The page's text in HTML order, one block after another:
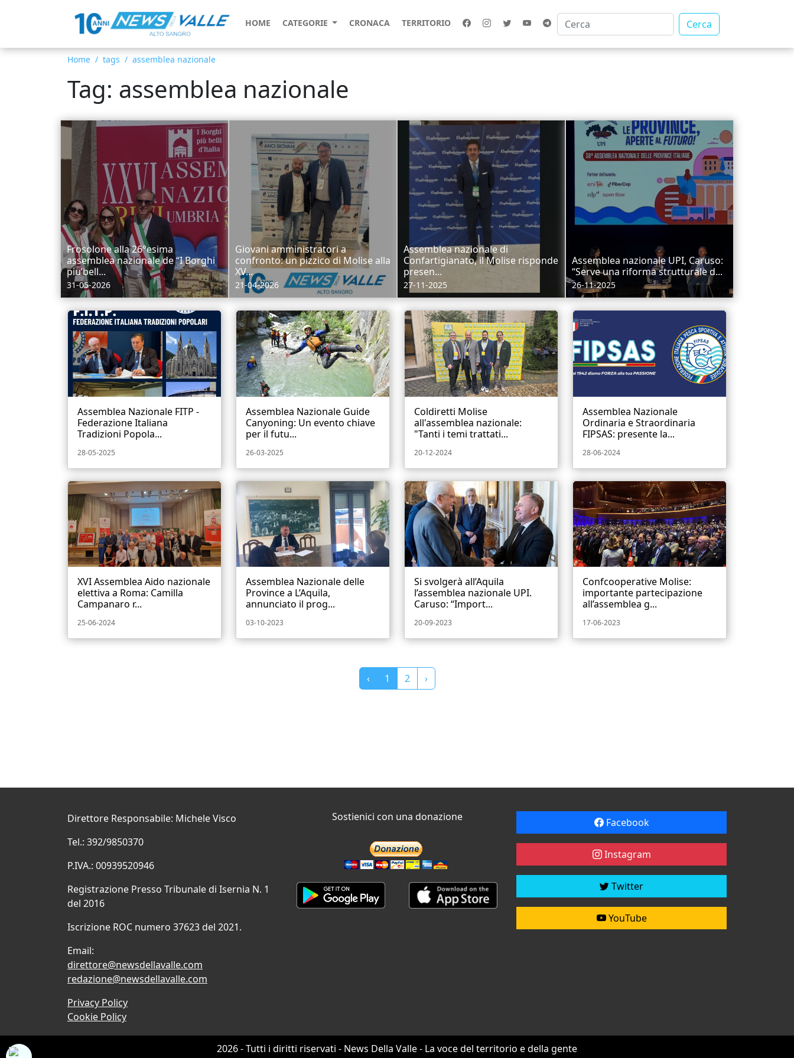
HOME CATEGORIE CRONACA TERRITORIO Cerca
Home tags assemblea nazionale
Tag: assemblea nazionale
Frosolone alla 26°esima
assemblea nazionale de “I Borghi
piu’bell...
31-05-2026
Giovani amministratori a
confronto: un pizzico di Molise alla
XV...
21-04-2026
Assemblea nazionale di
Confartigianato, il Molise risponde
presen...
27-11-2025
Assemblea nazionale UPI, Caruso:
“Serve una riforma strutturale d...
26-11-2025
Assemblea Nazionale FITP -
Federazione Italiana
Tradizioni Popola...
28-05-2025
Assemblea Nazionale Guide
Canyoning: Un evento chiave
per il futu...
26-03-2025
Coldiretti Molise
all'assemblea nazionale:
"Tanti i temi trattati...
20-12-2024
Assemblea Nazionale
Ordinaria e Straordinaria
FIPSAS: presente la...
28-06-2024
XVI Assemblea Aido nazionale
elettiva a Roma: Camilla
Campanaro r...
25-06-2024
Assemblea Nazionale delle
Province a L’Aquila,
annunciato il prog...
03-10-2023
Si svolgerà all’Aquila
l’assemblea nazionale UPI.
Caruso: “Import...
20-09-2023
Confcooperative Molise:
importante partecipazione
all’assemblea g...
17-06-2023
‹ 1 2 ›
Direttore Responsabile: Michele Visco
Tel.: 392/9850370
P.IVA.: 00939520946
Registrazione Presso Tribunale di Isernia N. 1
del 2016
Iscrizione ROC numero 37623 del 2021.
Email:
direttore@newsdellavalle.com
redazione@newsdellavalle.com
Privacy Policy
Cookie Policy
Sostienici con una donazione Facebook
Instagram
Twitter
YouTube
2026 - Tutti i diritti riservati - News Della Valle - La voce del territorio e della gente